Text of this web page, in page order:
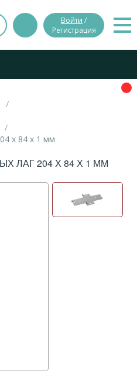
Войти /
Регистрация
х 84 х 1 мм
ЛАГ 204 Х 84 Х 1 ММ